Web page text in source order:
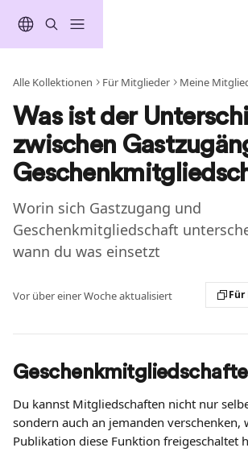
Alle Kollektionen Für Mitglieder Meine
Was ist der
zwischen
Worin sich Gastzugang und
Geschenkmitgliedschaft
wann du was einsetzt
Vor über einer Woche aktualisiert Für
Du kannst Mitgliedschaften nicht nur
sondern auch an jemanden verschenken,
Publikation diese Funktion freigeschaltet